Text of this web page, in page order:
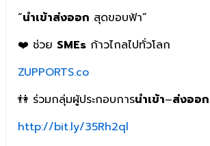
“นำเข้าส่งออก สุดขอบฟ้า”
❤️ ช่วย SMEs ก้าวไกลไปทั่วโลก
ZUPPORTS.co
👫 ร่วมกลุ่มผู้ประกอบการนำเข้า–ส่งออก
http://bit.ly/35Rh2ql